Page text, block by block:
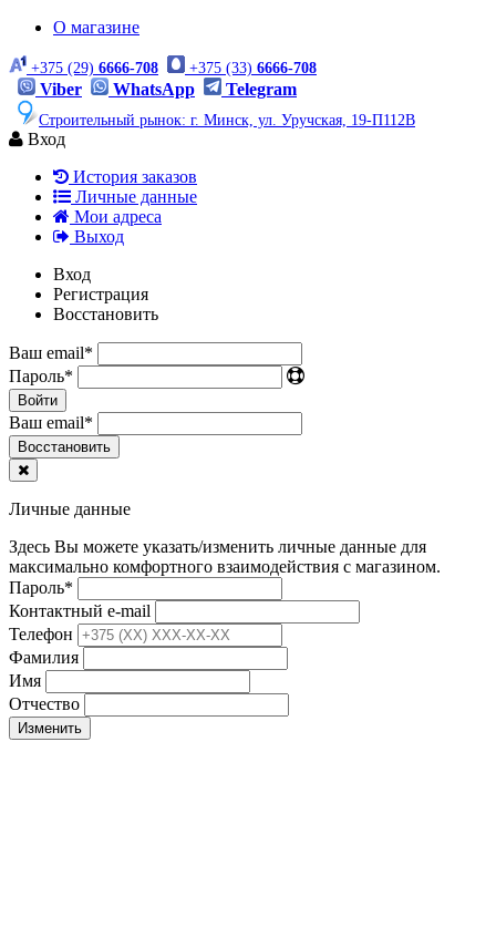
О магазине
+375 (29) 6666-708 +375 (33) 6666-708
Viber WhatsApp Telegram
Строительный рынок: г. Минск, ул. Уручская, 19-П112В
Вход
История заказов
Личные данные
Мои адреса
Выход
Вход
Регистрация
Восстановить
Ваш email*
Пароль*
Войти
Ваш email*
Воcстановить
Личные данные
Здесь Вы можете указать/изменить личные данные для
максимально комфортного взаимодействия с магазином.
Пароль*
Контактный e-mail
Телефон
Фамилия
Имя
Отчество
Изменить